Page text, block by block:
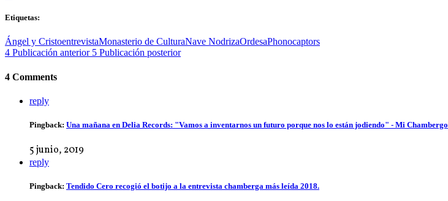
Etiquetas:
Ángel y CristoentrevistaMonasterio de CulturaNave NodrizaOrdesaPhonocaptors
Publicación anterior
Publicación posterior
4 Comments
reply
Pingback: Una mañana en Delia Records: "Vamos a inventarnos un futuro porque nos lo están jodiendo" - Mi Chambergo
5 junio, 2019
reply
Pingback: Tendido Cero recogió el botijo a la entrevista chamberga más leída 2018.